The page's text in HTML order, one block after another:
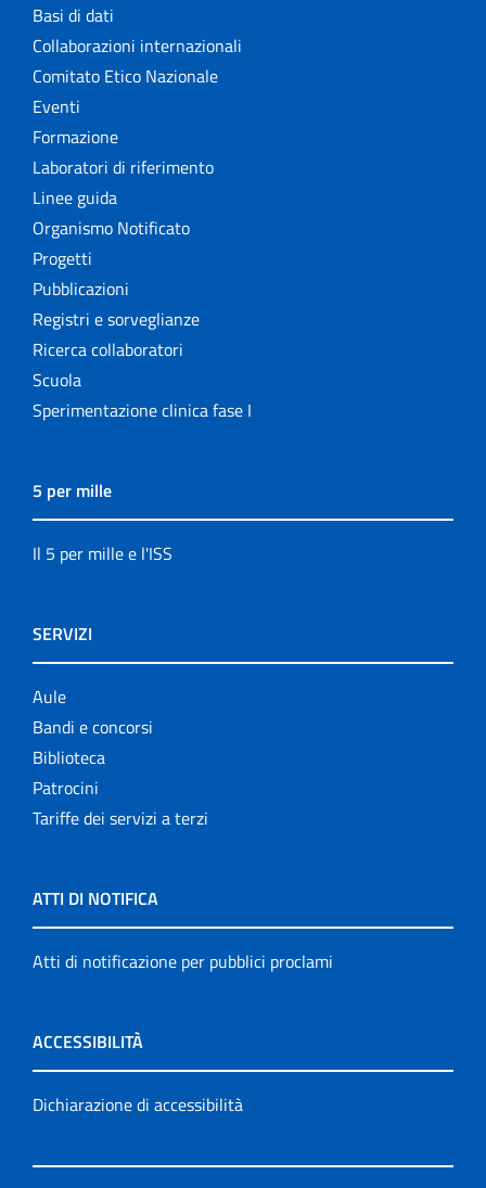
Basi di dati
Collaborazioni internazionali
Comitato Etico Nazionale
Eventi
Formazione
Laboratori di riferimento
Linee guida
Organismo Notificato
Progetti
Pubblicazioni
Registri e sorveglianze
Ricerca collaboratori
Scuola
Sperimentazione clinica fase I
5 per mille
Il 5 per mille e l'ISS
SERVIZI
Aule
Bandi e concorsi
Biblioteca
Patrocini
Tariffe dei servizi a terzi
ATTI DI NOTIFICA
Atti di notificazione per pubblici proclami
ACCESSIBILITÀ
Dichiarazione di accessibilità